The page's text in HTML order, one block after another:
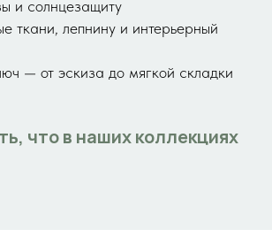
и солнцезащиту
ткани, лепнину и интерьерный
— от эскиза до мягкой складки
что в наших коллекциях